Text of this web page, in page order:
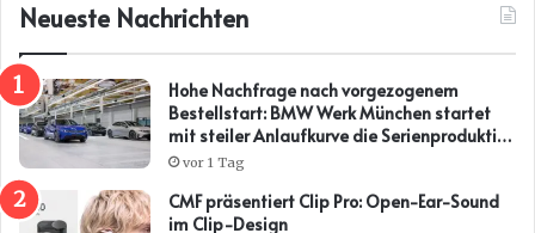
Neueste Nachrichten
Hohe Nachfrage nach vorgezogenem
Bestellstart: BMW Werk München startet
mit steiler Anlaufkurve die Serienproduktion
des BMW i3*
vor 1 Tag
CMF präsentiert Clip Pro: Open-Ear-Sound
im Clip-Design